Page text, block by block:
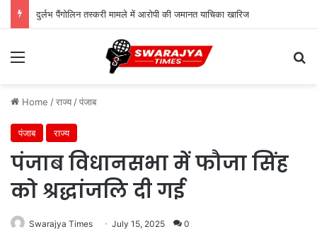
दुर्लभ पैंगोलिन तस्करी मामले में आरोपी की जमानत याचिका खारिज
Menu
Home /राज्य /पंजाब
पंजाब राज्य
पंजाब विधानसभा में फौजा सिंह
को श्रद्धांजलि दी गई
Swarajya Times July 15, 2025 0